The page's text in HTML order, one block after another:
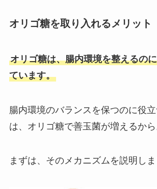
オリゴ糖を取り入れるメリット
オリゴ糖は、腸内環境を整えるの
ています。
腸内環境のバランスを保つのに役
は、オリゴ糖で善玉菌が増えるから
まずは、そのメカニズムを説明しま